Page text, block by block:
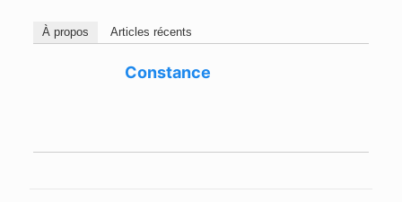
À propos Articles récents
Constance